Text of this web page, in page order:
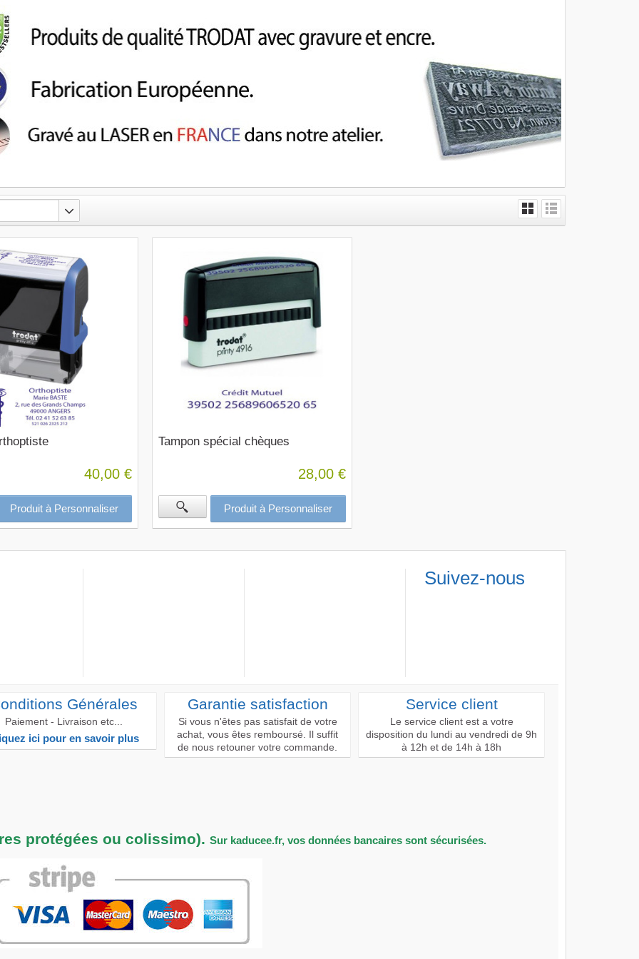
40,00 €
Produit à Personnaliser
Tampon spécial chèques
28,00 €
Produit à Personnaliser
Suivez-nous
Générales
Paiement - Livraison etc...
ici pour en savoir plus
Garantie satisfaction
Si vous n'êtes pas satisfait de votre
achat, vous êtes remboursé. Il suffit
de nous retouner votre commande.
Service client
Le service client est a votre
disposition du lundi au vendredi de 9h
à 12h et de 14h à 18h
protégées ou colissimo). Sur kaducee.fr, vos données bancaires sont sécurisées.